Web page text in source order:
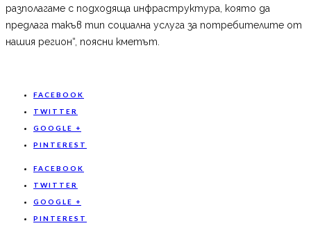
разполагаме с подходяща инфраструктура, която да
предлага такъв тип социална услуга за потребителите от
нашия регион“, поясни кметът.
FACEBOOK
TWITTER
GOOGLE +
PINTEREST
FACEBOOK
TWITTER
GOOGLE +
PINTEREST